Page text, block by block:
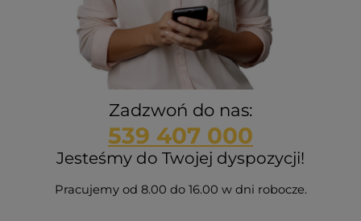
Zadzwoń do nas:
539 407 000
Jesteśmy do Twojej dyspozycji!
Pracujemy od 8.00 do 16.00 w dni robocze.